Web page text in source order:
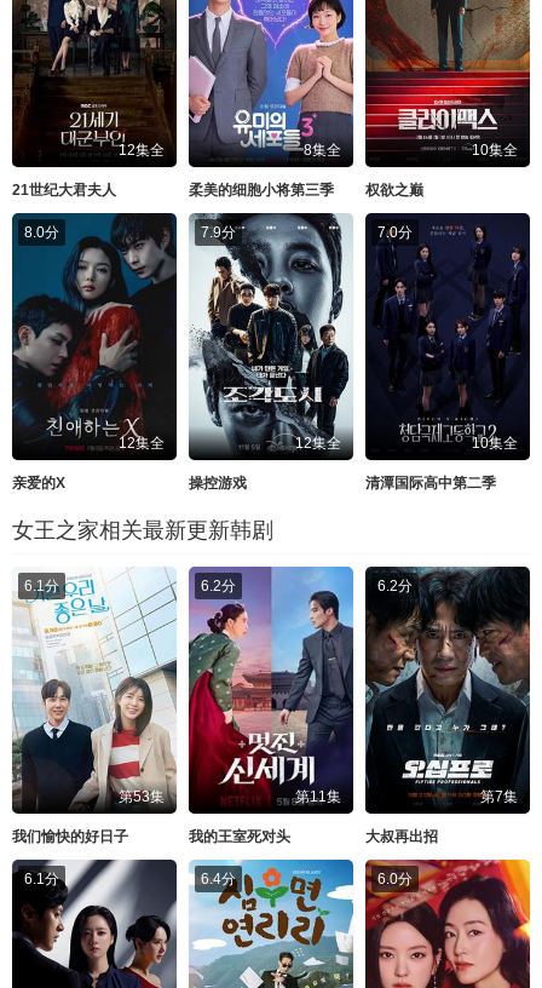
12集全
21世纪大君夫人
8集全
柔美的细胞小将第三季
10集全
权欲之巅
8.0分
12集全
亲爱的X
7.9分
12集全
操控游戏
7.0分
10集全
清潭国际高中第二季
女王之家相关最新更新韩剧
6.1分
第53集
我们愉快的好日子
6.2分
第11集
我的王室死对头
6.2分
第7集
大叔再出招
6.1分 6.4分 6.0分